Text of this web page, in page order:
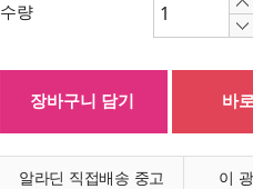
수량
장바구니 담기 바
알라딘 직접배송 중고 이